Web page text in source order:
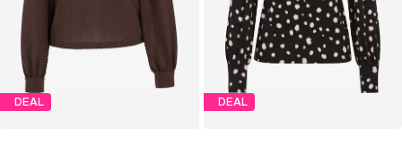
DEAL DEAL